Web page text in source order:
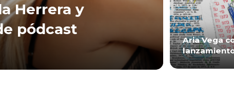
Herrera y
pódcast
Aria Vega